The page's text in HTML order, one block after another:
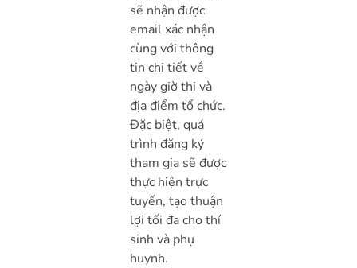
sẽ nhận được
email xác nhận
cùng với thông
tin chi tiết về
ngày giờ thi và
địa điểm tổ chức.
Đặc biệt, quá
trình đăng ký
tham gia sẽ được
thực hiện trực
tuyến, tạo thuận
lợi tối đa cho thí
sinh và phụ
huynh.